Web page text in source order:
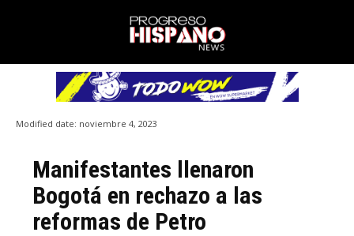
Modified date: noviembre 4, 2023
Manifestantes llenaron
Bogotá en rechazo a las
reformas de Petro